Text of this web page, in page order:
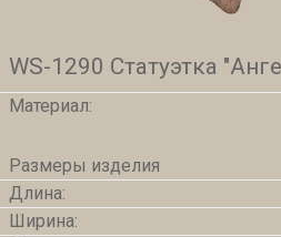
WS-1290 Статуэтка
Материал:
Размеры изделия
Длина:
Ширина: